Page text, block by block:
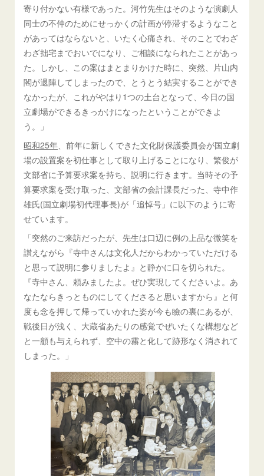
寄り付かない有様であった。河竹先生はそのような演劇人
同士の不仲のためにせっかくの計画が停滞するようなこと
があってはならないと、いたく心痛され、そのことでわざ
わざ拙宅までおいでになり、ご相談になられたことがあっ
た。しかし、この案はまとまりかけた時に、突然、片山内
閣が退陣してしまったので、とうとう結実することができ
なかったが、これがやはり1つの土台となって、今日の国
立劇場ができるきっかけになったということができよ
う。」
昭和25年、前年に新しくできた文化財保護委員会が国立劇
場の設置案を初仕事として取り上げることになり、繁俊が
文部省に予算要求案を持ち、説明に行きます。当時その予
算要求案を受け取った、文部省の会計課長だった、寺中作
雄氏(国立劇場初代理事長)が「追悼号」に以下のように寄
せています。
「突然のご来訪だったが、先生は口辺に例の上品な微笑を
讃えながら『寺中さんは文化人だからわかっていただける
と思って説明に参りましたよ』と静かに口を切られた。
『寺中さん、頼みましたよ。ぜひ実現してくださいよ。あ
なたならきっとものにしてくださると思いますから』と何
度も念を押して帰っていかれた姿が今も瞼の裏にあるが、
戦後日が浅く、大蔵省あたりの感覚でぜいたくな構想など
と一顧も与えられず、空中の霧と化して跡形なく消されて
しまった。」